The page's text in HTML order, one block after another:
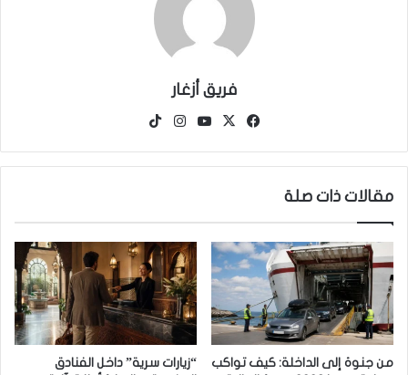
فريق أزغار
فيسبوك
‫X
‫YouTubeانستقرام
مقالات ذات صلة
من جنوة إلى الداخلة: كيف تواكب
“زيارات سرية” داخل الفنادق